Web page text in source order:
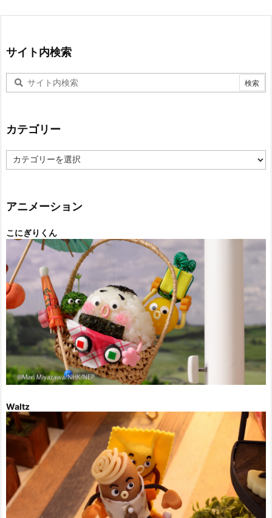
サイト内検索
カテゴリー
テ
ー
アニメーション
こにぎりくん
Waltz